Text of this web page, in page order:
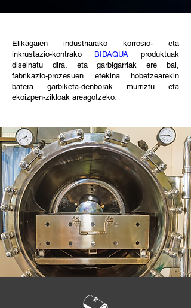
Elikagaien industriarako korrosio- eta
inkrustazio-kontrako BIDAQUA produktuak
diseinatu dira, eta garbigarriak ere bai,
fabrikazio-prozesuen etekina hobetzearekin
batera garbiketa-denborak murriztu eta
ekoizpen-zikloak areagotzeko.